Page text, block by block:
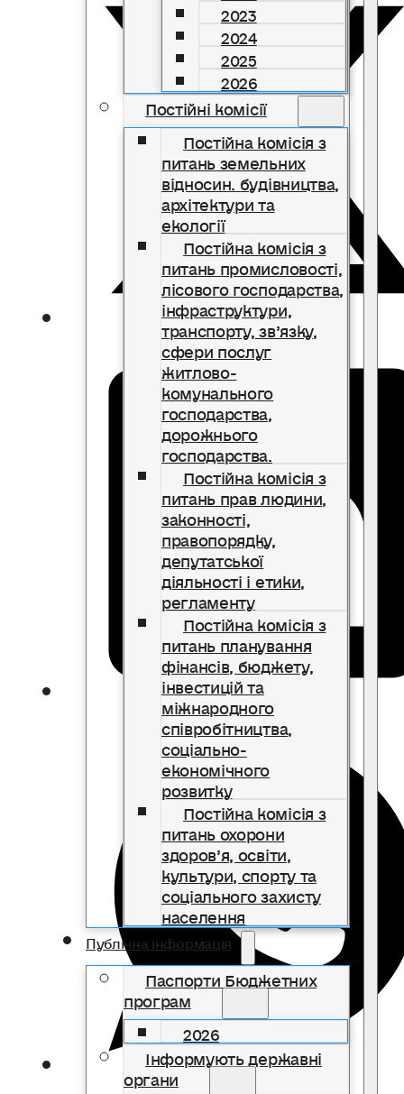
2023
2024
2025
2026
Постійні комісії
Постійна комісія з
питань земельних
відносин. будівництва,
архітектури та
екології
Постійна комісія з
питань промисловості,
лісового господарства,
інфраструктури,
транспорту, зв’язку,
сфери послуг
житлово-
комунального
господарства,
дорожнього
господарства.
Постійна комісія з
питань прав людини,
законності,
правопорядку,
депутатської
діяльності і етики,
регламенту
Постійна комісія з
питань планування
фінансів, бюджету,
інвестицій та
міжнародного
співробітництва,
соціально-
економічного
розвитку
Постійна комісія з
питань охорони
здоров’я, освіти,
культури, спорту та
соціального захисту
населення
Публічна інформація
Паспорти Бюджетних
програм
2026
Інформують державні
органи